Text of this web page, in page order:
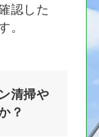
認した
。
清掃や
？